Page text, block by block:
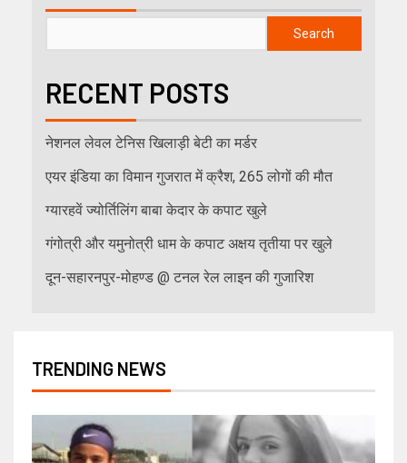
Search
RECENT POSTS
नेशनल लेवल टेनिस खिलाड़ी बेटी का मर्डर
एयर इंडिया का विमान गुजरात में क्रैश, 265 लोगों की मौत
ग्यारहवें ज्योर्तिलिंग बाबा केदार के कपाट खुले
गंगोत्री और यमुनोत्री धाम के कपाट अक्षय तृतीया पर खुले
दून-सहारनपुर-मोहण्ड @ टनल रेल लाइन की गुजारिश
TRENDING NEWS